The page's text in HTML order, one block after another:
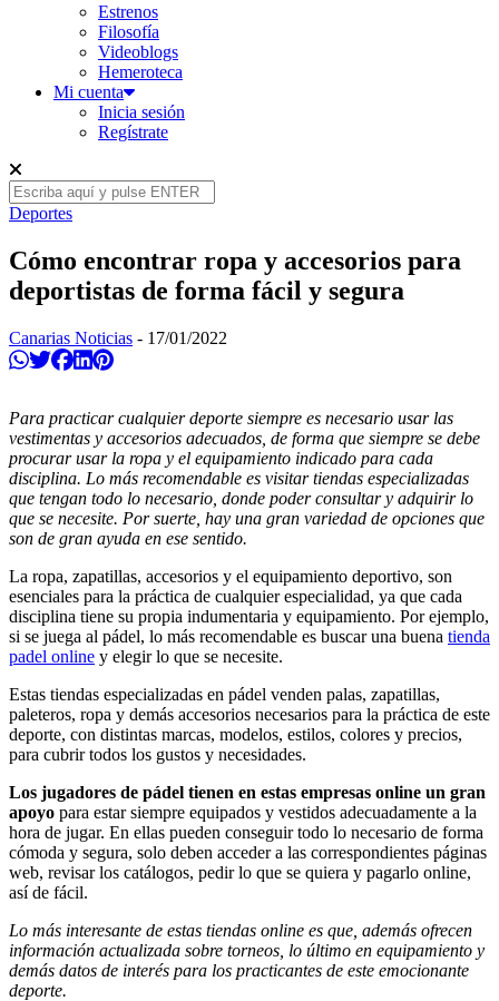
Estrenos
Filosofía
Videoblogs
Hemeroteca
Mi cuenta
Inicia sesión
Regístrate
Deportes
Cómo encontrar ropa y accesorios para
deportistas de forma fácil y segura
Canarias Noticias - 17/01/2022
Compartir en Whatsapp
Twittear
Compartir en Facebook
Compartir en Linkedin
Compartir en Pinterest
Para practicar cualquier deporte siempre es necesario usar las
vestimentas y accesorios adecuados, de forma que siempre se debe
procurar usar la ropa y el equipamiento indicado para cada
disciplina. Lo más recomendable es visitar tiendas especializadas
que tengan todo lo necesario, donde poder consultar y adquirir lo
que se necesite. Por suerte, hay una gran variedad de opciones que
son de gran ayuda en ese sentido.
La ropa, zapatillas, accesorios y el equipamiento deportivo, son
esenciales para la práctica de cualquier especialidad, ya que cada
disciplina tiene su propia indumentaria y equipamiento. Por ejemplo,
si se juega al pádel, lo más recomendable es buscar una buena tienda
padel online y elegir lo que se necesite.
Estas tiendas especializadas en pádel venden palas, zapatillas,
paleteros, ropa y demás accesorios necesarios para la práctica de este
deporte, con distintas marcas, modelos, estilos, colores y precios,
para cubrir todos los gustos y necesidades.
Los jugadores de pádel tienen en estas empresas online un gran
apoyo para estar siempre equipados y vestidos adecuadamente a la
hora de jugar. En ellas pueden conseguir todo lo necesario de forma
cómoda y segura, solo deben acceder a las correspondientes páginas
web, revisar los catálogos, pedir lo que se quiera y pagarlo online,
así de fácil.
Lo más interesante de estas tiendas online es que, además ofrecen
información actualizada sobre torneos, lo último en equipamiento y
demás datos de interés para los practicantes de este emocionante
deporte.